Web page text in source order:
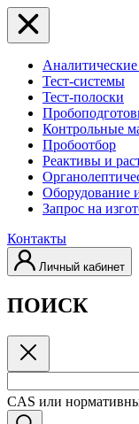
Тест-системы
Тест-полоски
Контрольные
Пробоотбор
Реактивы и
Оборудование
Запрос на
Контакты
Личный кабинет
ПОИСК
CAS или